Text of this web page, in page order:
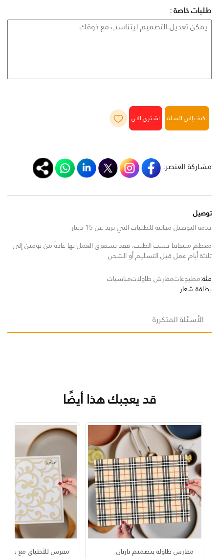
طلبات خاصة :
أضف إلى السلة
مشاركة العنصر:
توصيل
خدمة التوصيل مجانية للطلبات التي تزيد عن 15 دينار
معظم منتجاتنا حسب الطلب، فقد يستغرق العمل بها عادةً من يومين إلى
ثلاثة أيام عمل قبل التسليم أو الشحن
فئة:مطبوعاتمفارش طاولاتمناسبات
بطاقة شعار:
الأسئلة المتكررة
قد يعجبك هذا أيضًا
مفارش طاولة بتصميم تارتان مفرش للأطباق مع نمط